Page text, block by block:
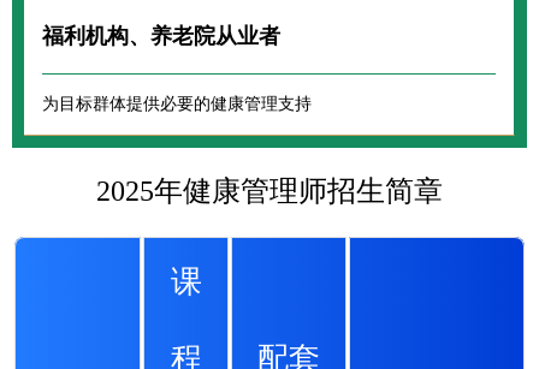
福利机构、养老院从业者
为目标群体提供必要的健康管理支持
2025年健康管理师招生简章
课
程 配套